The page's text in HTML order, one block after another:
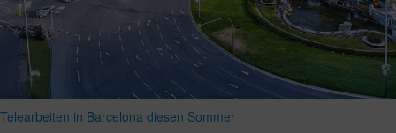
Telearbeiten in Barcelona diesen Sommer